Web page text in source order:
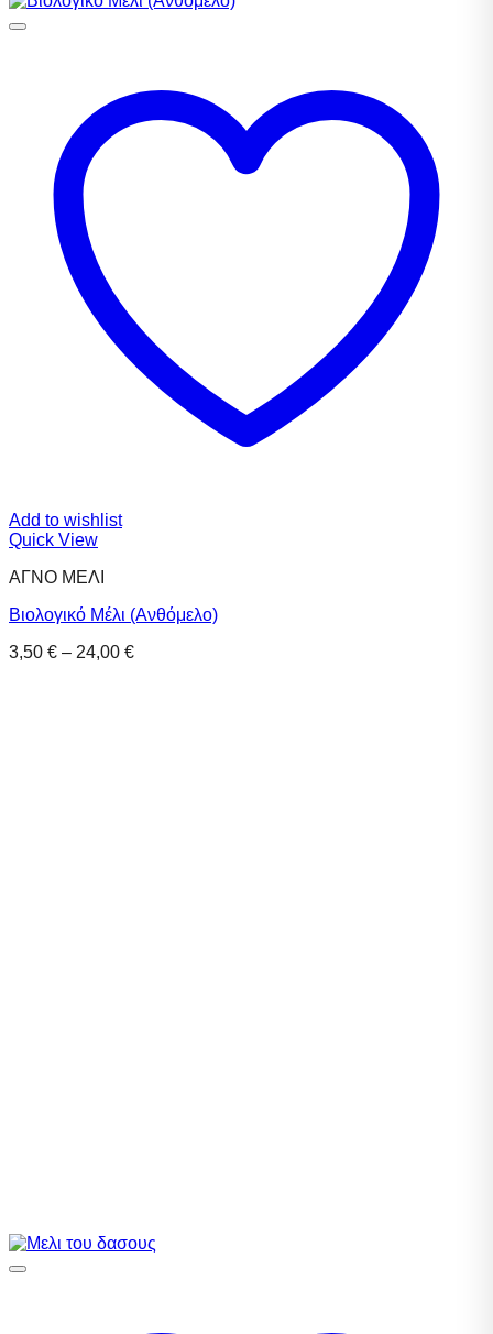
Add to wishlist
Quick View
ΑΓΝΟ ΜΕΛΙ
Βιολογικό Μέλι (Ανθόμελο)
3,50 € – 24,00 €Price